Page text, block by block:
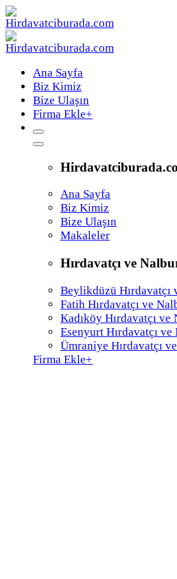
Ana Sayfa
Biz Kimiz
Bize Ulaşın
Firma Ekle+
Ana Sayfa
Biz Kimiz
Bize Ulaşın
Makaleler
Hırdavatçı ve
Beylikdüzü Hırdavatçı
Fatih Hırdavatçı ve
Kadıköy Hırdavatçı ve
Esenyurt Hırdavatçı
Ümraniye Hırdavatçı
Firma Ekle+